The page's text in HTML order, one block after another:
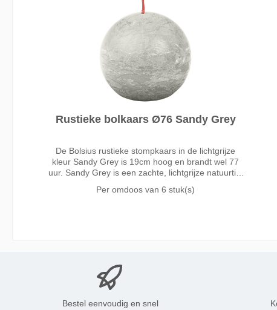
Rustieke bolkaars Ø76 Sandy Grey
De Bolsius rustieke stompkaars in de lichtgrijze
kleur Sandy Grey is 19cm hoog en brandt wel 77
uur. Sandy Grey is een zachte, lichtgrijze natuurtint
zandstrand in de zomer! De perfecte basic die altijd
Per omdoos van6 stuk(s)
Bestel eenvoudig en snel